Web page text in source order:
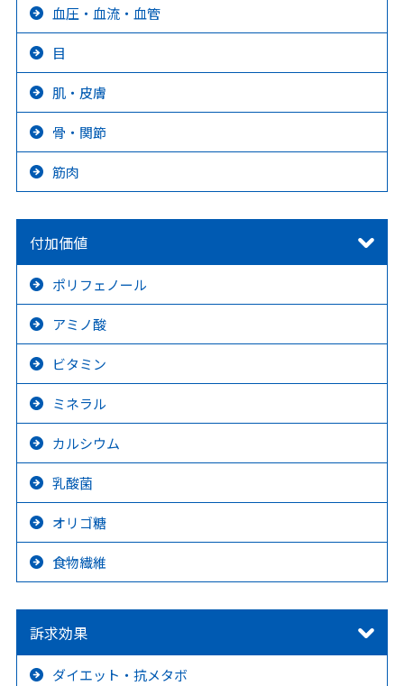
血圧・血流・血管
目
肌・皮膚
骨・関節
筋肉
付加価値
ポリフェノール
アミノ酸
ビタミン
ミネラル
カルシウム
乳酸菌
オリゴ糖
食物繊維
訴求効果
ダイエット・抗メタボ